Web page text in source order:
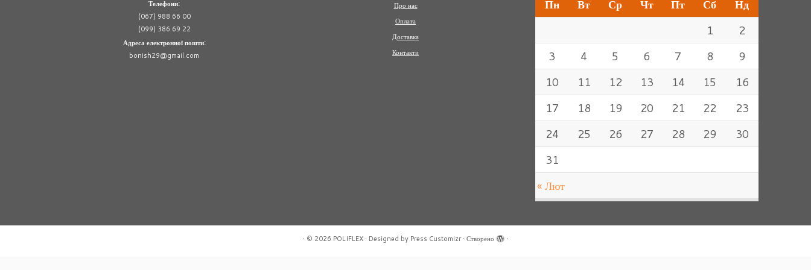
Телефони:
(067) 988 66 00
(099) 386 69 22
Адреса електронної пошти:
bonish29@gmail.com
Про нас
Оплата
Доставка
Контакти
Пн Вт Ср Чт Пт Сб Нд
« Лют
1
2
3
4 5 6 7 8
9
10
11 12 13 14 15
16
17
18 19 20 21 22
23
24
25 26 27 28 29
30
31
· © 2026 POLIFLEX · Designed by Press Customizr· Створено ·